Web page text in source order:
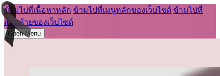
ข้ามไปที่เนื้อหาหลัก ข้ามไปที่เมนูหลักของเว็บไซต์ ข้ามไปที่
ส่วนท้ายของเว็บไซต์
Open Menu